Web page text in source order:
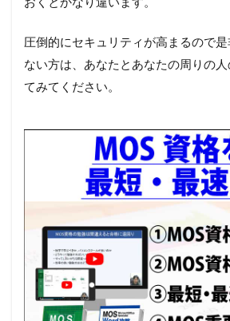
圧倒的にセキュリティが高まるので
ない方は、あなたとあなたの周りの
てみてください。